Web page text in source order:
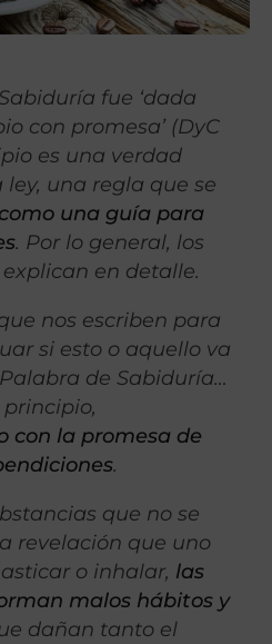
fue ‘dada
con promesa’ (DyC
es una verdad
una regla que se
como una guía para
. Por lo general, los
en detalle.
nos escriben para
si esto o aquello va
de Sabiduría…
con la promesa de
.
que no se
revelación que uno
o inhalar, las
malos hábitos y
dañan tanto el